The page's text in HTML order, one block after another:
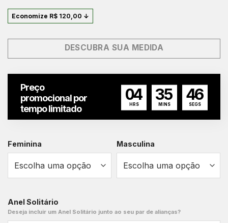
Economize R$ 120,00 ↓
DESCUBRA SUA MEDIDA
Preço
promocional por
tempo limitado
04
HRS
35
MINS
45
SEGS
Feminina Masculina
Anel Solitário
Deseja incluir um Anel Solitário junto ao seu par de alianças?